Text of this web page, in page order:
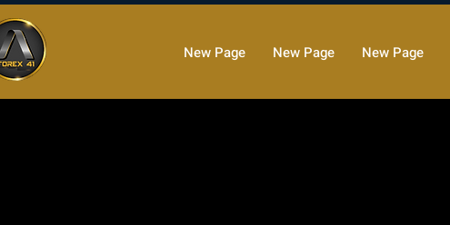
New Page New Page New Page